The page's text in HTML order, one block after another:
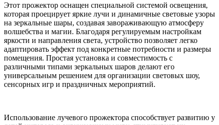
Этот прожектор оснащен специальной системой освещения,
которая проецирует яркие лучи и динамичные световые узоры
на зеркальные шары, создавая завораживающую атмосферу
волшебства и магии. Благодаря регулируемым настройкам
яркости и направления света, устройство позволяет легко
адаптировать эффект под конкретные потребности и размеры
помещения. Простая установка и совместимость с
различными типами зеркальных шаров делают его
универсальным решением для организации световых шоу,
сенсорных игр и праздничных мероприятий.
Использование лучевого прожектора способствует развитию у